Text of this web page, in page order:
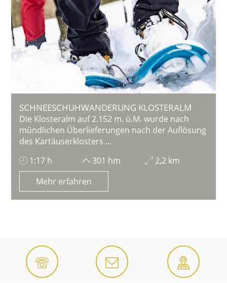
SCHNEESCHUHWANDERUNG KLOSTERALM
Die Klosteralm auf 2.152 m. ü.M. wurde nach
mündlichen Überlieferungen nach der Auflösung
des Kartäuserklosters ...
1:17 h
301 hm
2,2 km
Mehr erfahren